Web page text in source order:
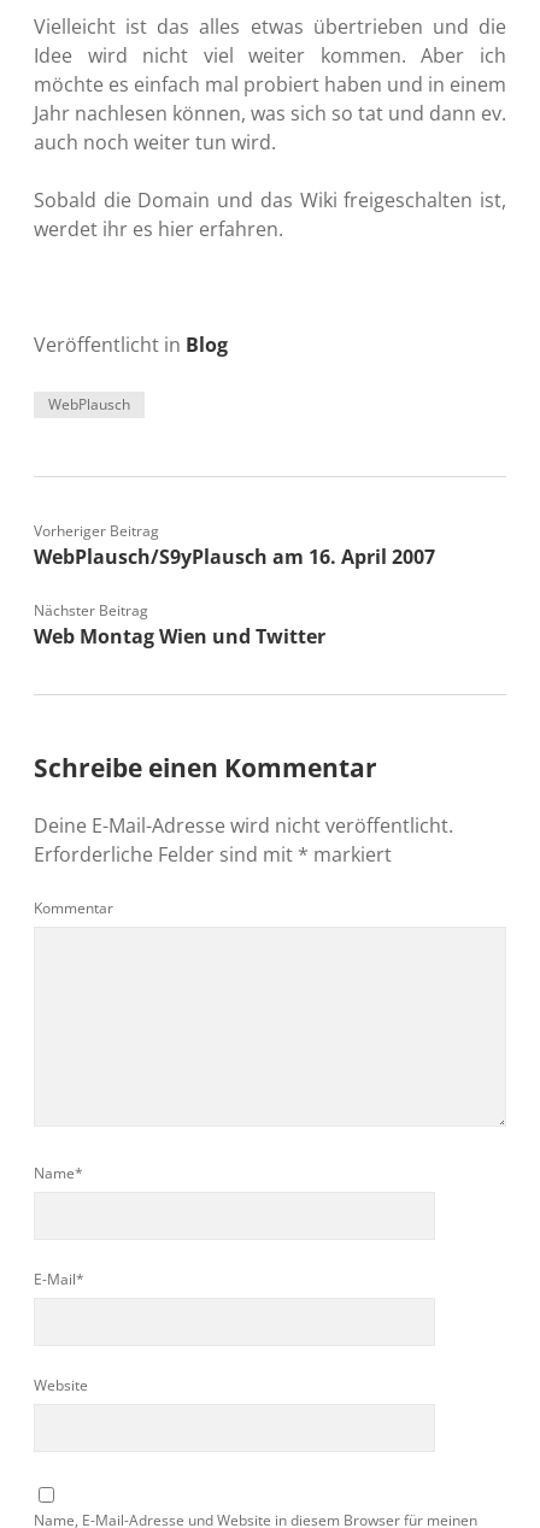
Vielleicht ist das alles etwas übertrieben und die
Idee wird nicht viel weiter kommen. Aber ich
möchte es einfach mal probiert haben und in einem
Jahr nachlesen können, was sich so tat und dann ev.
auch noch weiter tun wird.
Sobald die Domain und das Wiki freigeschalten ist,
werdet ihr es hier erfahren.
Veröffentlicht in Blog
WebPlausch
Vorheriger Beitrag
WebPlausch/S9yPlausch am 16. April 2007
Nächster Beitrag
Web Montag Wien und Twitter
Schreibe einen Kommentar
Deine E-Mail-Adresse wird nicht veröffentlicht.
Erforderliche Felder sind mit * markiert
Kommentar
Name*
E-Mail*
Website
Name, E-Mail-Adresse und Website in diesem Browser für meinen